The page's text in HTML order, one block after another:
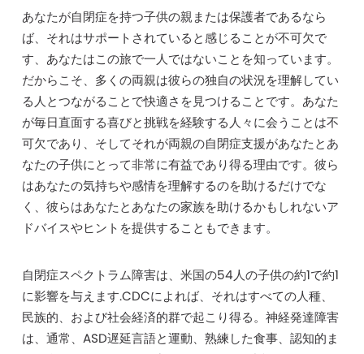
あなたが自閉症を持つ子供の親または保護者であるなら
ば、それはサポートされていると感じることが不可欠で
す、あなたはこの旅で一人ではないことを知っています。
だからこそ、多くの両親は彼らの独自の状況を理解してい
る人とつながることで快適さを見つけることです。あなた
が毎日直面する喜びと挑戦を経験する人々に会うことは不
可欠であり、そしてそれが両親の自閉症支援があなたとあ
なたの子供にとって非常に有益であり得る理由です。彼ら
はあなたの気持ちや感情を理解するのを助けるだけでな
く、彼らはあなたとあなたの家族を助けるかもしれないア
ドバイスやヒントを提供することもできます。
自閉症スペクトラム障害は、米国の54人の子供の約1で約1
に影響を与えます.CDCによれば、それはすべての人種、
民族的、および社会経済的群で起こり得る。神経発達障害
は、通常、ASD遅延言語と運動、熟練した食事、認知的ま